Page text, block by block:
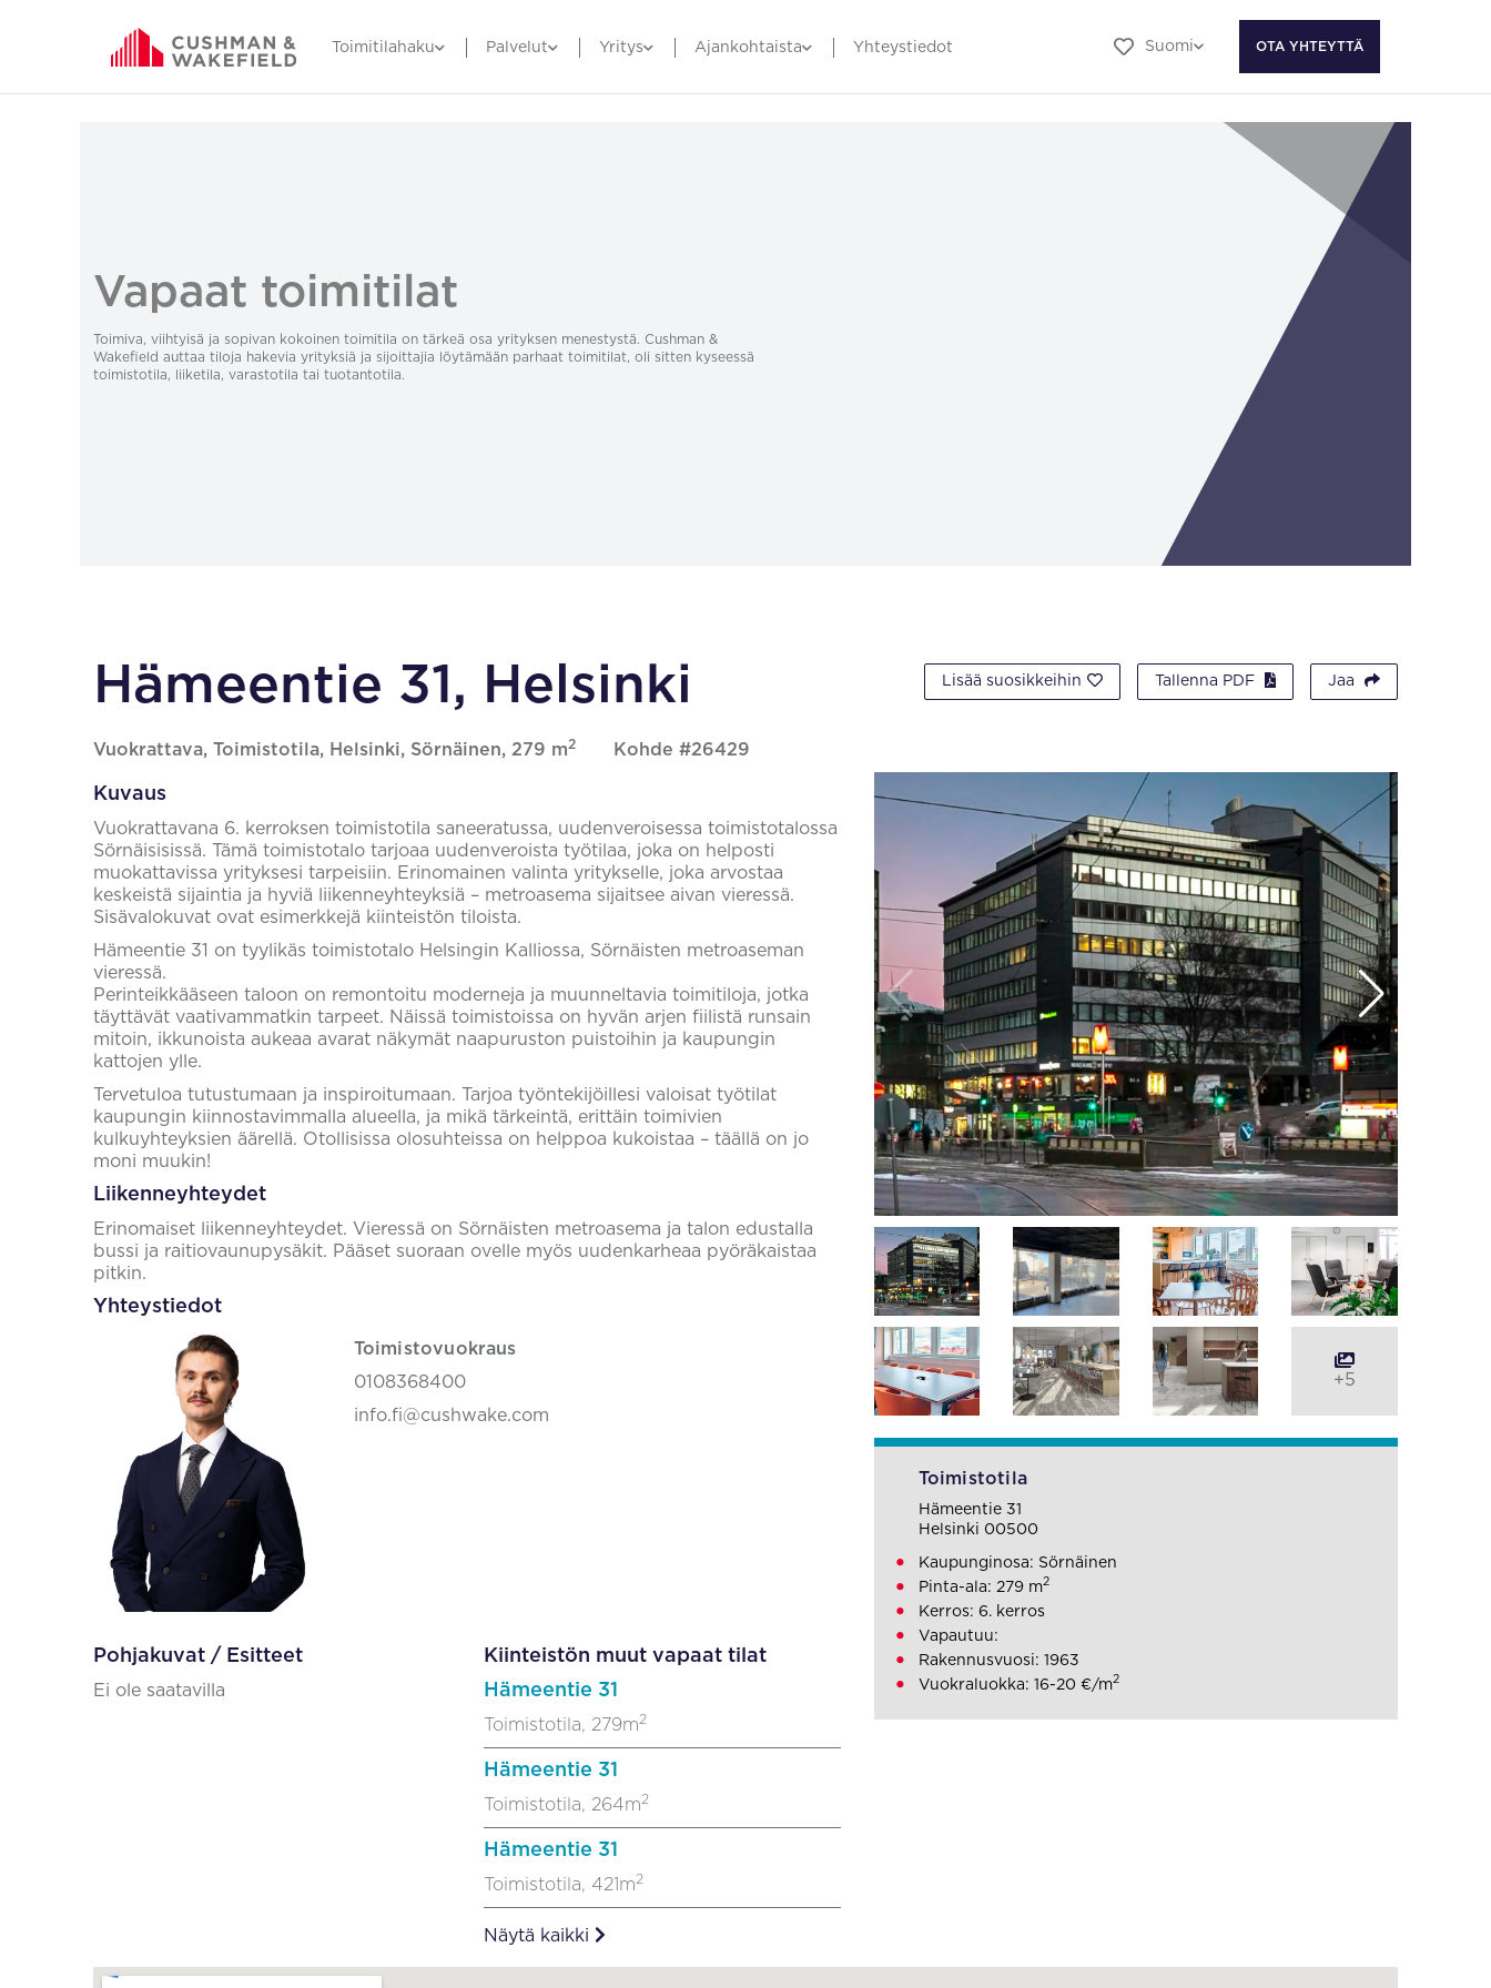
Toimitilahaku Palvelut Yritys Ajankohtaista Yhteystiedot Suomi OTA YHTEYTTÄ
Vapaat toimitilat
Toimiva, viihtyisä ja sopivan kokoinen toimitila on tärkeä osa yrityksen menestystä. Cushman &
Wakefield auttaa tiloja hakevia yrityksiä ja sijoittajia löytämään parhaat toimitilat, oli sitten kyseessä
toimistotila, liiketila, varastotila tai tuotantotila.
Hämeentie 31, Helsinki
Vuokrattava, Toimistotila, Helsinki, Sörnäinen, 279 m2 Kohde #26429
Lisää suosikkeihin Tallenna PDF Jaa
Kuvaus
Vuokrattavana 6. kerroksen toimistotila saneeratussa, uudenveroisessa toimistotalossa
Sörnäisisissä. Tämä toimistotalo tarjoaa uudenveroista työtilaa, joka on helposti
muokattavissa yrityksesi tarpeisiin. Erinomainen valinta yritykselle, joka arvostaa
keskeistä sijaintia ja hyviä liikenneyhteyksiä – metroasema sijaitsee aivan vieressä.
Sisävalokuvat ovat esimerkkejä kiinteistön tiloista.
Hämeentie 31 on tyylikäs toimistotalo Helsingin Kalliossa, Sörnäisten metroaseman
vieressä.
Perinteikkääseen taloon on remontoitu moderneja ja muunneltavia toimitiloja, jotka
täyttävät vaativammatkin tarpeet. Näissä toimistoissa on hyvän arjen fiilistä runsain
mitoin, ikkunoista aukeaa avarat näkymät naapuruston puistoihin ja kaupungin
kattojen ylle.
Tervetuloa tutustumaan ja inspiroitumaan. Tarjoa työntekijöillesi valoisat työtilat
kaupungin kiinnostavimmalla alueella, ja mikä tärkeintä, erittäin toimivien
kulkuyhteyksien äärellä. Otollisissa olosuhteissa on helppoa kukoistaa – täällä on jo
moni muukin!
Liikenneyhteydet
Erinomaiset liikenneyhteydet. Vieressä on Sörnäisten metroasema ja talon edustalla
bussi ja raitiovaunupysäkit. Pääset suoraan ovelle myös uudenkarheaa pyöräkaistaa
pitkin.
Yhteystiedot
Toimistovuokraus
0108368400
info.fi@cushwake.com
Pohjakuvat / Esitteet
Ei ole saatavilla
Kiinteistön muut vapaat tilat
Hämeentie 31
Toimistotila, 279m2
Hämeentie 31
Toimistotila, 264m2
Hämeentie 31
Toimistotila, 421m2
Näytä kaikki
+5
Toimistotila
Hämeentie 31
Helsinki 00500
Kaupunginosa: Sörnäinen
Pinta-ala: 279 m2
Kerros: 6. kerros
Vapautuu:
Rakennusvuosi: 1963
Vuokraluokka: 16-20 €/m2